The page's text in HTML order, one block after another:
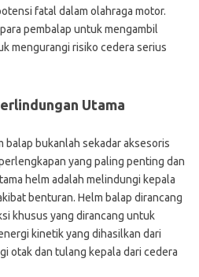
fatal dalam olahraga motor.
pembalap untuk mengambil
mengurangi risiko cedera serius
Utama
balap bukanlah sekadar aksesoris
yang paling penting dan
helm adalah melindungi kepala
benturan. Helm balap dirancang
khusus yang dirancang untuk
kinetik yang dihasilkan dari
otak dan tulang kepala dari cedera